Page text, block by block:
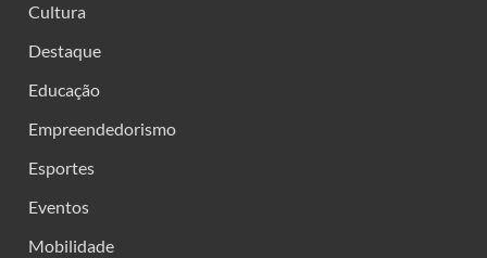
Cultura
Destaque
Educação
Empreendedorismo
Esportes
Eventos
Mobilidade